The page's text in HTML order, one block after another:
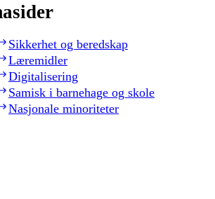
Sikkerhet og beredskap
Læremidler
Digitalisering
Samisk i barnehage og skole
Nasjonale minoriteter